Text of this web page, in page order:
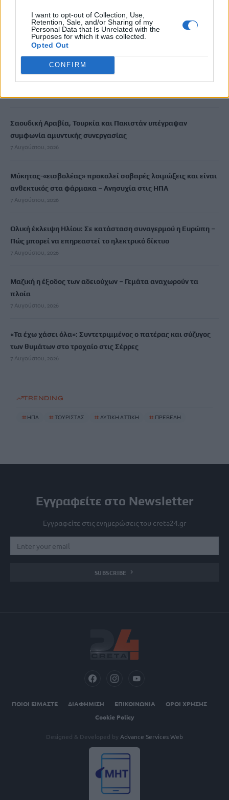
I want to opt-out of Collection, Use,
Retention, Sale, and/or Sharing of my
Personal Data that Is Unrelated with the
Purposes for which it was collected.
Opted Out
CONFIRM
Επτά στα 10 κτήρια κρίθηκαν μη κατοικήσιμα ή επικίνδυνα
μετά τις αυτοψίες στη Δυτ. Αττική
7 Αυγούστου, 2026
του Πρέβελη
Σαουδική Αραβία, Τουρκία και Πακιστάν υπέγραψαν
συμφωνία αμυντικής συνεργασίας
7 Αυγούστου, 2026
Μύκητας-«εισβολέας» προκαλεί σοβαρές λοιμώξεις και είναι
ανθεκτικός στα φάρμακα – Ανησυχία στις ΗΠΑ
7 Αυγούστου, 2026
Ολική έκλειψη Ηλίου: Σε κατάσταση συναγερμού η Ευρώπη –
Πώς μπορεί να επηρεαστεί το ηλεκτρικό δίκτυο
7 Αυγούστου, 2026
Μαζική η έξοδος των αδειούχων – Γεμάτα αναχωρούν τα
πλοία
7 Αυγούστου, 2026
«Τα έχω χάσει όλα»: Συντετριμμένος ο πατέρας και σύζυγος
των θυμάτων στο τροχαίο στις Σέρρες
7 Αυγούστου, 2026
TRENDING
# ΗΠΑ # ΤΟΥΡΙΣΤΑΣ # ΔΥΤΙΚΗ ΑΤΤΙΚΗ # ΠΡΕΒΕΛΗ
Εγγραφείτε στο Newsletter
Εγγραφείτε στις ενημερώσεις του creta24.gr
SUBSCRIBE
ΠΟΙΟΙ ΕΙΜΑΣΤΕ ΔΙΑΦΗΜΙΣΗ ΕΠΙΚΟΙΝΩΝΙΑ
ΟΡΟΙ ΧΡΗΣΗΣ
Cookie Policy
Designed & Developed by Advance Services Web